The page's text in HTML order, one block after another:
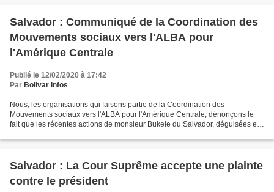
Salvador : Communiqué de la Coordination des
Mouvements sociaux vers l'ALBA pour
l'Amérique Centrale
Publié le 12/02/2020 à 17:42
Par Bolivar Infos
Nous, les organisations qui faisons partie de la Coordination des
Mouvements sociaux vers l'ALBA pour l'Amérique Centrale, dénonçons le
fait que les récentes actions de monsieur Bukele du Salvador, déguisées en
Salvador : La Cour Suprême accepte une plainte
contre le président